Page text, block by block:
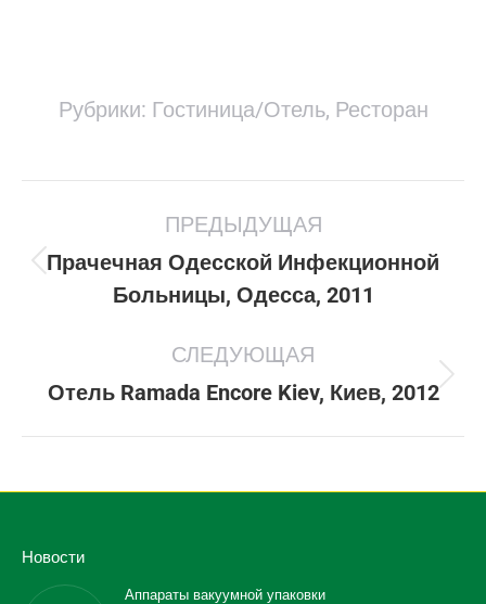
Рубрики: Гостиница/Отель, Ресторан
ПРЕДЫДУЩАЯ
Previous
project:
Прачечная Одесской Инфекционной
Больницы, Одесса, 2011
СЛЕДУЮЩАЯ
Next
Отель Ramada Encore Kiev, Киев, 2012
Новости
Аппараты вакуумной упаковки